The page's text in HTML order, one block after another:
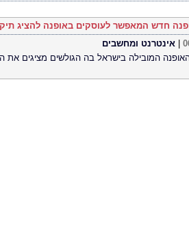
חדש המאפשר לעוסקים באופנה להציג
אינטרנט ומחשבים
המובילה בישראל בה הגולשים מציגים את